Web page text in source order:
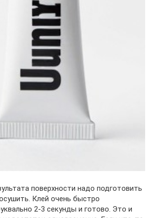
поверхности надо подготовить
Клей очень быстро
2-3 секунды и готово. Это и